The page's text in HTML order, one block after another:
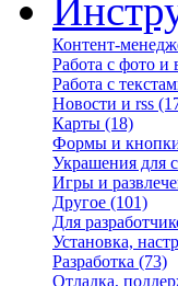
Контент-
Работа с фото и
Работа с
Новости и rss
Карты (18)
Формы и
Украшения для
Игры и
Другое (101)
Для
Установка,
Разработка (73)
Отладка,